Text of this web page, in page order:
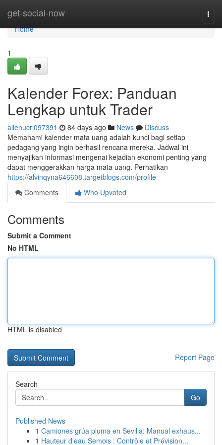
get-social-now
Home
Home
1
Kalender Forex: Panduan
Lengkap untuk Trader
allenucrl097391 84 days ago News
Discuss
Memahami kalender mata uang adalah kunci bagi setiap
pedagang yang ingin berhasil rencana mereka. Jadwal ini
menyajikan informasi mengenai kejadian ekonomi penting yang
dapat menggerakkan harga mata uang. Perhatikan
https://alvinqyna646608.targetblogs.com/profile
Comments
Who Upvoted
Comments
Submit a Comment
No HTML
HTML is disabled
Report Page
Search
Go
Published News
1 Camiones grúa pluma en Sevilla: Manual exhaus...
1 Hauteur d'eau Semois : Contrôle et Prévision...